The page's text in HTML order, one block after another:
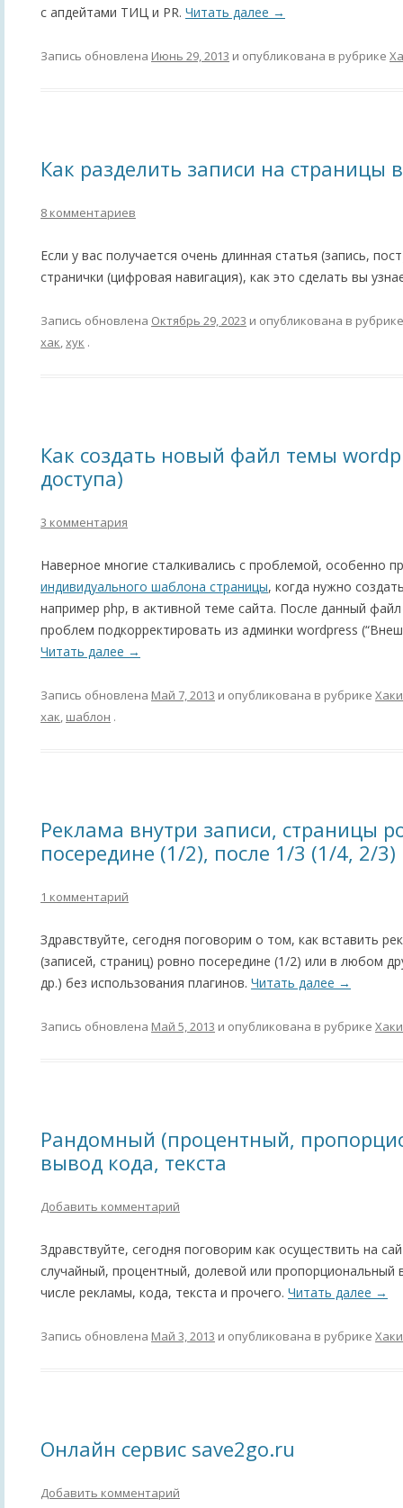
с апдейтами ТИЦ и PR. Читать далее →
Запись обновлена Июнь 29, 2013 и опубликована в рубрике
Как разделить записи на страницы
8 комментариев
Если у вас получается очень длинная статья (запись,
странички (цифровая навигация), как это сделать вы
Запись обновлена Октябрь 29, 2023 и опубликована в
хак хук .
Как создать новый файл темы
доступа)
3 комментария
Наверное многие сталкивались с проблемой, особенно
индивидуального шаблона страницы, когда нужно
например php, в активной теме сайта. После данный
проблем подкорректировать из админки wordpress
Читать далее →
Запись обновлена Май 7, 2013 и опубликована в рубрике Хаки
хак шаблон .
Реклама внутри записи, страницы
посередине (1/2), после 1/3 (1/4, 2/3)
1 комментарий
Здравствуйте, сегодня поговорим о том, как вставить
(записей, страниц) ровно посередине (1/2) или в любом
др.) без использования плагинов. Читать далее →
Запись обновлена Май 5, 2013 и опубликована в рубрике Хаки
Рандомный (процентный,
вывод кода, текста
Добавить комментарий
Здравствуйте, сегодня поговорим как осуществить на
случайный, процентный, долевой или пропорциональный
числе рекламы, кода, текста и прочего. Читать далее →
Запись обновлена Май 3, 2013 и опубликована в рубрике Хаки
Онлайн сервис save2go.ru
Добавить комментарий